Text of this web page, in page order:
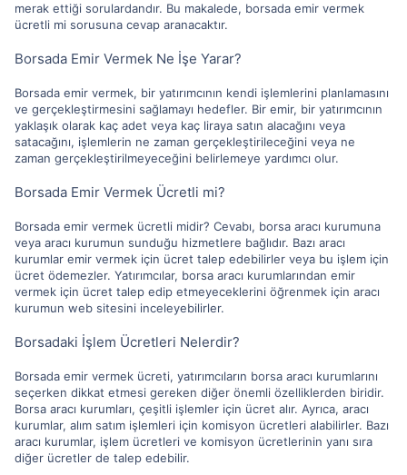
merak ettiği sorulardandır. Bu makalede, borsada emir vermek
ücretli mi sorusuna cevap aranacaktır.
Borsada Emir Vermek Ne İşe Yarar?
Borsada emir vermek, bir yatırımcının kendi işlemlerini planlamasını
ve gerçekleştirmesini sağlamayı hedefler. Bir emir, bir yatırımcının
yaklaşık olarak kaç adet veya kaç liraya satın alacağını veya
satacağını, işlemlerin ne zaman gerçekleştirileceğini veya ne
zaman gerçekleştirilmeyeceğini belirlemeye yardımcı olur.
Borsada Emir Vermek Ücretli mi?
Borsada emir vermek ücretli midir? Cevabı, borsa aracı kurumuna
veya aracı kurumun sunduğu hizmetlere bağlıdır. Bazı aracı
kurumlar emir vermek için ücret talep edebilirler veya bu işlem için
ücret ödemezler. Yatırımcılar, borsa aracı kurumlarından emir
vermek için ücret talep edip etmeyeceklerini öğrenmek için aracı
kurumun web sitesini inceleyebilirler.
Borsadaki İşlem Ücretleri Nelerdir?
Borsada emir vermek ücreti, yatırımcıların borsa aracı kurumlarını
seçerken dikkat etmesi gereken diğer önemli özelliklerden biridir.
Borsa aracı kurumları, çeşitli işlemler için ücret alır. Ayrıca, aracı
kurumlar, alım satım işlemleri için komisyon ücretleri alabilirler. Bazı
aracı kurumlar, işlem ücretleri ve komisyon ücretlerinin yanı sıra
diğer ücretler de talep edebilir.